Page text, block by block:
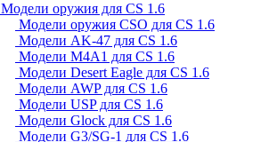
Модели оружия для CS 1.6
Модели оружия CSO для CS 1.6
Модели AK-47 для CS 1.6
Модели M4A1 для CS 1.6
Модели Desert Eagle для CS 1.6
Модели AWP для CS 1.6
Модели USP для CS 1.6
Модели Glock для CS 1.6
Модели G3/SG-1 для CS 1.6